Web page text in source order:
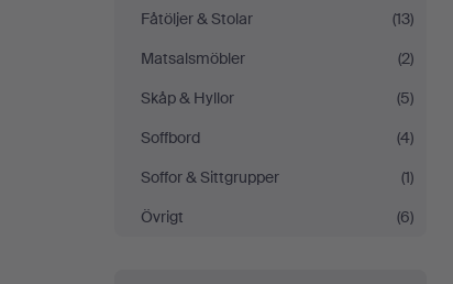
Norrköping
Fåtöljer & Stolar
(13)
Matsalsmöbler
(2)
Skåp & Hyllor
(5)
Soffbord
(4)
Soffor & Sittgrupper
(1)
Övrigt
(6)